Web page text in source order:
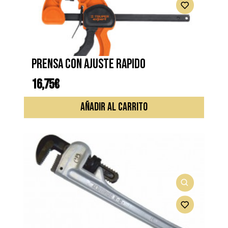
Prensa con ajuste rapido
16,75€
AÑADIR AL CARRITO